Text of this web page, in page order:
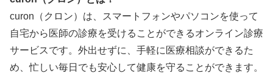
curon（クロン）は、スマートフォンやパソコンを使って
自宅から医師の診療を受けることができるオンライン診療
サービスです。外出せずに、手軽に医療相談ができるた
め、忙しい毎日でも安心して健康を守ることができます。